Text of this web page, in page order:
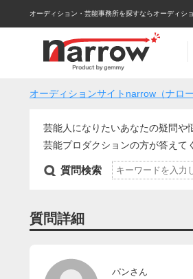
オーディション・芸能事務所を探すならオーディシ
オーディションサイトnarrow（ナロー
芸能人になりたいあなたの疑問や
芸能プロダクションの方が答え
質問検索
質問詳細
パンさん